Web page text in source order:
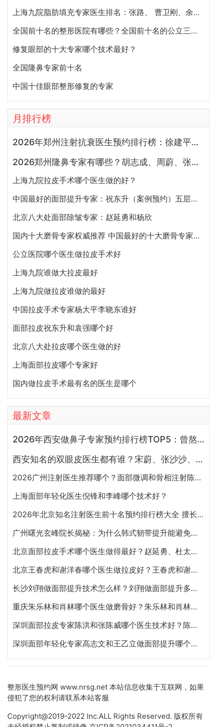
上海九院脂肪填充专家医生排名：张路、 曹卫刚、余力（简介、案例、预约）
全国前十名的整形医院有哪些？全国前十名的公立三甲整形医院排名大全
修复眼部的十大专家哪个技术最好？
全国隆鼻专家前十名
中国十佳眼部整形修复的专家
月排行榜
2026年郑州注射抗衰医生预约排行榜：徐建平、张歌、赵永华、张婉霞、王妍芝、唐喜、李娟、朱怡梦哪个好？
2026郑州隆鼻专家有哪些？胡志成、周蔚、张海洋、王启立、张鹏、李冰谁做鼻子更好？
上海九院拉皮手术哪个医生做的好？
中国最好的面部提升专家：祝东升（案例预约）五层面部提升怎么样？
北京八大处面部除皱专家：赵延勇和杨欣
国内十大磨骨专家权威推荐 中国最好的十大磨骨专家排名
公立医院哪个医生做拉皮手术好
上海九院谁做大拉皮最好
上海九院做拉皮谁做的最好
中国拉皮手术专家杨大平李晓东谁好
面部拉皮祝东升和袁强哪个好
北京八大处拉皮哪个医生做的好
上海面部拉皮哪个专家好
国内做拉皮手术最有名的医生是哪个
最新文章
2026年西安做鼻子专家预约排行榜TOP5：曾熬、霍玉旺、房志强、蒋立、刘宝军哪个更好？
西安知名的双眼皮医生都有谁？宋蔚、张沙沙、韩钰博、王璇、张文军谁做双眼皮更好？
2026广州注射医生推荐哪个？面部微调和骨相注射陈超越、赵江辉、张少伟、曾东、玄峰、邓咏谁好？
上海面部年轻化医生倪锋和李峰哪个技术好？
2026年北京知名注射医生前十名预约排行榜大全 擅长面部抗衰、皮贴骨、面部轮廓的注射医生哪个最好？
广州曙光玄峰院长揭秘：为什么韩式韧带提升能避免面部臃肿？
北京面部拉皮手术哪个医生做得最好？赵延勇、杜太超、王春虎、袁强谁做提升好？
北京王春虎和谢洋春哪个医生做拉皮好？王春虎和谢洋春面部提升谁技术更好？
长沙刘翔做面部提升技术怎么样？刘翔做面部提升多少钱？
重庆朱乐林和肖林哪个医生做磨骨好？朱乐林和肖林磨骨改脸型预约电话
深圳面部拉皮专家陈洪和张陈威哪个医生技术好？陈洪和张陈威面部提升谁好？
深圳面部年轻化专家高志文和王乙立做面部提升哪个技术好？高志文和王乙立预约咨询电话
整形医生预约网 www.nrsg.net 本站信息收集于互联网，如果
侵犯了您的权利请联系本站客服
Copyright@2019-2022 Inc.ALL Rights Reserved. 版权所有